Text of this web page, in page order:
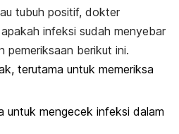
tubuh positif, dokter
infeksi sudah menyebar
pemeriksaan berikut ini.
terutama untuk memeriksa
untuk mengecek infeksi dalam